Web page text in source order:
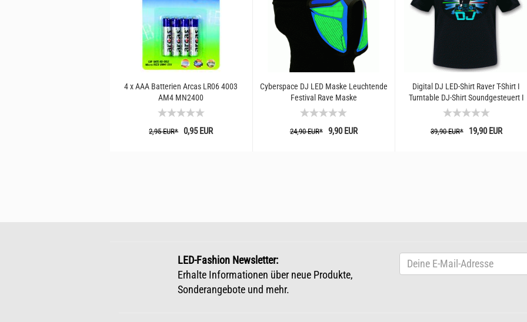
4 x AAA Batterien Arcas LR06 4003
AM4 MN2400
2,95 EUR*0,95 EUR
Cyberspace DJ LED Maske Leuchtende
Festival Rave Maske
24,90 EUR*9,90 EUR
Digital DJ LED-Shirt Raver T-Shirt I
Turntable DJ-Shirt Soundgesteuert I
Party Shirt...
39,90 EUR*19,90 EUR
LED-Fashion Newsletter:
Erhalte Informationen über neue Produkte,
Sonderangebote und mehr.